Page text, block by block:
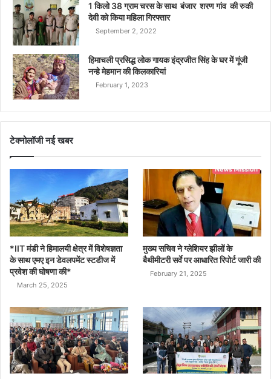
1 किलो 38 ग्राम चरस के साथ बंजार शरण गांव की रुकी
देवी को किया महिला गिरफ्तार
September 2, 2022
हिमाचली प्रसिद्ध लोक गायक इंद्रजीत सिंह के घर में गूंजी
नन्हे मेहमान की किलकारियां
February 1, 2023
टेक्नोलॉजी नई खबर
*IIT मंडी ने हिमालयी क्षेत्र में विशेषज्ञता
के साथ एमए इन डेवलपमेंट स्टडीज में
प्रवेश की घोषणा की*
March 25, 2025
मुख्य सचिव ने ग्लेशियर झीलों के
बैथीमीटरी सर्वे पर आधारित रिपोर्ट जारी की
February 21, 2025